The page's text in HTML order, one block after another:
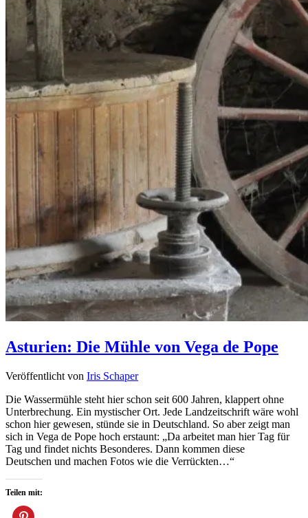
Asturien: Die Mühle von Vega de Pope
Veröffentlicht von Iris Schaper
Die Wassermühle steht hier schon seit 600 Jahren, klappert ohne
Unterbrechung. Ein mystischer Ort. Jede Landzeitschrift wäre wohl
schon hier gewesen, stünde sie in Deutschland. So aber zeigt man
sich in Vega de Pope hoch erstaunt: „Da arbeitet man hier Tag für
Tag und findet nichts Besonderes. Dann kommen diese
Deutschen und machen Fotos wie die Verrückten…“
Teilen mit: